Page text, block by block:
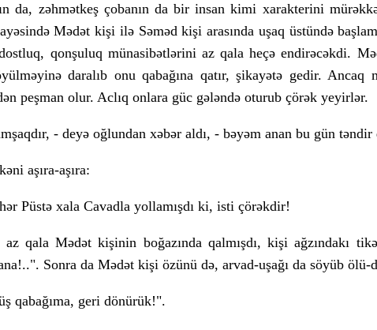
da, zəhmətkeş çobanın da bir insan kimi xarakterini
Mədət kişi ilə Səməd kişi arasında uşaq üstündə
qonşuluq münasibətlərini az qala heçə endirəcəkdi.
daralıb onu qabağına qatır, şikayətə gedir. Ancaq
peşman olur. Aclıq onlara güc gələndə oturub çörək yeyirlər.
- deyə oğlundan xəbər aldı, - bəyəm anan bu gün təndir
aşıra-aşıra:
Püstə xala Cavadla yollamışdı ki, isti çörəkdir!
qala Mədət kişinin boğazında qalmışdı, kişi ağzındakı
Sonra da Mədət kişi özünü də, arvad-uşağı da söyüb ölü-
qabağıma, geri dönürük!".